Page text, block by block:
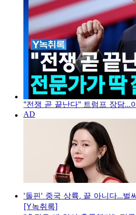
"전쟁 곧 끝난다" 트럼프 장담...
'돌핀' 중국 상륙, 끝 아니다...벌
[Y녹취록]